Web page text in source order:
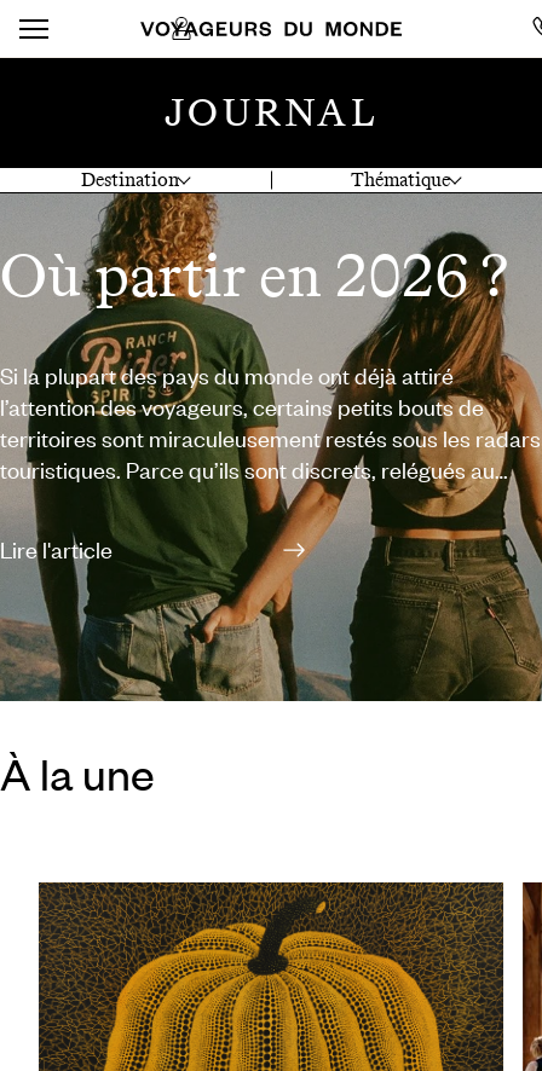
Destination Thématique
JOURNAL
Où partir en 2026 ?
Si la plupart des pays du monde ont déjà attiré
l’attention des voyageurs, certains petits bouts de
territoires sont miraculeusement restés sous les radars
touristiques. Parce qu’ils sont discrets, relégués au
second plan par d’autres sites « incontournables », ou
parce qu’ils demandent un peu plus de logistique. En
2026, nous vous proposons d’explorer ces régions,
villes, îles et péninsules encore méconnus.
Lire l'article
À la une